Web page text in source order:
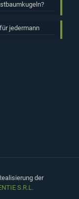
jedermann
der
S.R.L.